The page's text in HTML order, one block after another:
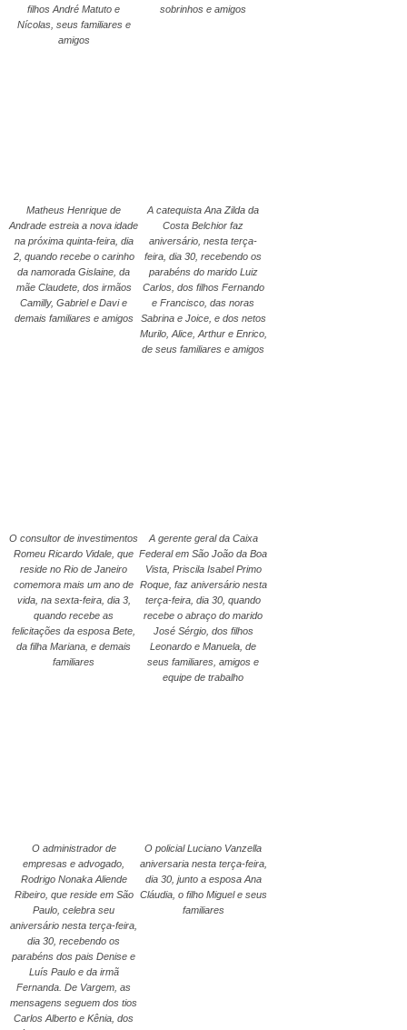
filhos André Matuto e
Nícolas, seus familiares e
amigos
sobrinhos e amigos
Matheus Henrique de
Andrade estreia a nova idade
na próxima quinta-feira, dia
2, quando recebe o carinho
da namorada Gislaine, da
mãe Claudete, dos irmãos
Camilly, Gabriel e Davi e
demais familiares e amigos
A catequista Ana Zilda da
Costa Belchior faz
aniversário, nesta terça-
feira, dia 30, recebendo os
parabéns do marido Luiz
Carlos, dos filhos Fernando
e Francisco, das noras
Sabrina e Joice, e dos netos
Murilo, Alice, Arthur e Enrico,
de seus familiares e amigos
O consultor de investimentos
Romeu Ricardo Vidale, que
reside no Rio de Janeiro
comemora mais um ano de
vida, na sexta-feira, dia 3,
quando recebe as
felicitações da esposa Bete,
da filha Mariana, e demais
familiares
A gerente geral da Caixa
Federal em São João da Boa
Vista, Priscila Isabel Primo
Roque, faz aniversário nesta
terça-feira, dia 30, quando
recebe o abraço do marido
José Sérgio, dos filhos
Leonardo e Manuela, de
seus familiares, amigos e
equipe de trabalho
O administrador de
empresas e advogado,
Rodrigo Nonaka Aliende
Ribeiro, que reside em São
Paulo, celebra seu
aniversário nesta terça-feira,
dia 30, recebendo os
parabéns dos pais Denise e
Luís Paulo e da irmã
Fernanda. De Vargem, as
mensagens seguem dos tios
Carlos Alberto e Kênia, dos
O policial Luciano Vanzella
aniversaria nesta terça-feira,
dia 30, junto a esposa Ana
Cláudia, o filho Miguel e seus
familiares